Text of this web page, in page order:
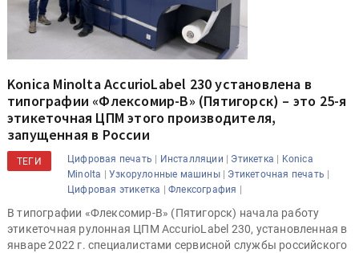
Konica Minolta AccurioLabel 230 установлена в
типографии «Флексомир-В» (Пятигорск) – это 25-я
этикеточная ЦПМ этого производителя,
запущенная в России
ТЕГИ Цифровая печать | Инсталляции | Этикетка | Konica
Minolta |Узкорулонные машины| Этикеточная печать |
Цифровая этикетка |Флексография |
В типографии «Флексомир-В» (Пятигорск) начала работу
этикеточная рулонная ЦПМ AccurioLabel 230, установленная в
январе 2022 г. специалистами сервисной службы российского